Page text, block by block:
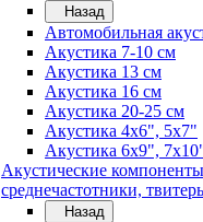
Назад
Автомобильная
Акустика 7-10 см
Акустика 13 см
Акустика 16 см
Акустика 20-25 см
Акустика 4х6", 5х7"
Акустика 6х9",
Акустические
среднечастотники,
Назад